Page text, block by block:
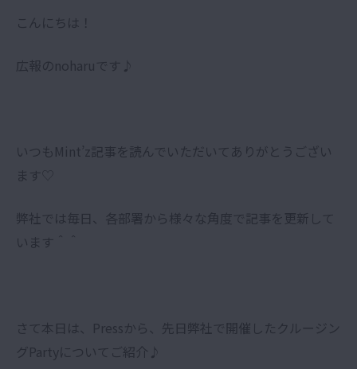
こんにちは！
広報のnoharuです♪
いつもMint’z記事を読んでいただいてありがとうござい
ます♡
弊社では毎日、各部署から様々な角度で記事を更新して
います＾＾
さて本日は、Pressから、先日弊社で開催したクルージン
グPartyについてご紹介♪